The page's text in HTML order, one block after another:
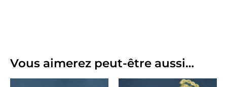
Vous aimerez peut-être aussi…